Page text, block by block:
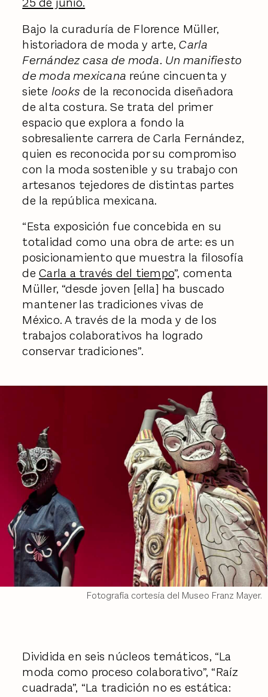
Bajo la curaduría de Florence Müller,
historiadora de moda y arte,Carla
Fernández casa de moda. Un manifiesto
de moda mexicana reúne cincuenta y
siete looks de la reconocida diseñadora
de alta costura. Se trata del primer
espacio que explora a fondo la
sobresaliente carrera de Carla Fernández,
quien es reconocida por su compromiso
con la moda sostenible y su trabajo con
artesanos tejedores de distintas partes
de la república mexicana.
“Esta exposición fue concebida en su
totalidad como una obra de arte: es un
posicionamiento que muestra la filosofía
deCarla a través del tiempo”, comenta
Müller, “desde joven [ella] ha buscado
mantener las tradiciones vivas de
México. A través de la moda y de los
trabajos colaborativos ha logrado
conservar tradiciones”.
Fotografía cortesía del Museo Franz Mayer.
Dividida en seis núcleos temáticos, “La
moda como proceso colaborativo”, “Raíz
cuadrada”, “La tradición no es estática: